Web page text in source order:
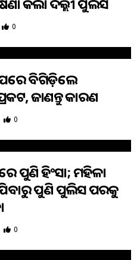
କଲା ଦିଲ୍ଲୀ ପୁଲିସ
0
ବିଗିଡ଼ିଲେ
ଜାଣନ୍ତୁ କାରଣ
0
ପୁଣି ହିଂସା; ମହିଳା
ପୁଣି ପୁଲିସ ଉପରକୁ
0